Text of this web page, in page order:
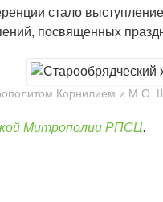
стало выступление
посвященных
Корнилием и
Митрополии РПСЦ.